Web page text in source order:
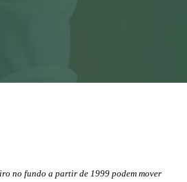
no fundo a partir de 1999 podem mover